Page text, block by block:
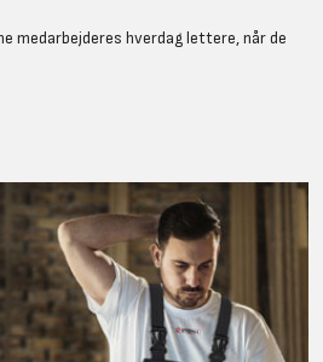
medarbejderes hverdag lettere, når de